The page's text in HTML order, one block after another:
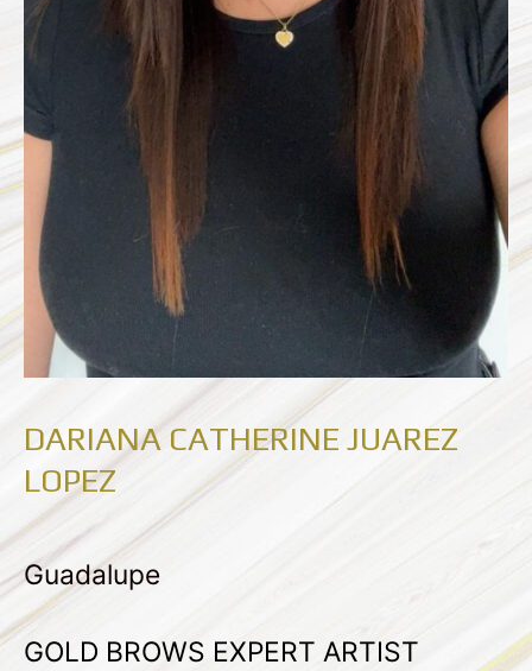
DARIANA CATHERINE JUAREZ
LOPEZ
Guadalupe
GOLD BROWS EXPERT ARTIST